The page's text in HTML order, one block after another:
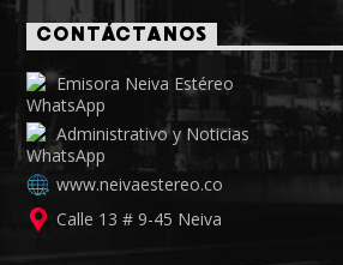
CONTÁCTANOS
Emisora Neiva Estéreo
Administrativo y Noticias
www.neivaestereo.co
Calle 13 # 9-45 Neiva